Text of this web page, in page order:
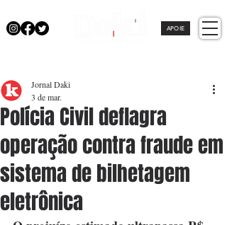
APOIE
Polícia Civil deflagra
operação contra fraude em
sistema de bilhetagem
eletrônica
Jornal Daki
3 de mar.